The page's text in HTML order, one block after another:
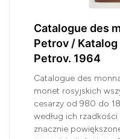
Catalogue des
Petrov /
Petrov. 1964
Catalogue des
monet rosyjskich
cesarzy od 980 do
według ich
znacznie